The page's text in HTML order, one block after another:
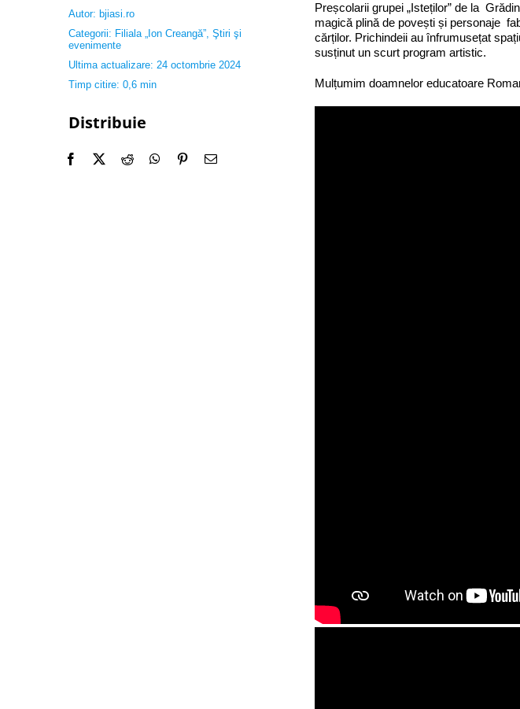
Autor: bjiasi.ro
Categorii: Filiala „Ion Creangă”, Ştiri şi
evenimente
Ultima actualizare: 24 octombrie 2024
Timp citire: 0,6 min
Distribuie
Preșcolarii grupei „Isteților” de la
magică plină de povești și personaje
cărților. Prichindeii au înfrumusețat
susținut un scurt program artistic.
Mulțumim doamnelor educatoare